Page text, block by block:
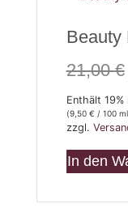
Beauty
21,00€
Enthält 19%
(9,50 € / 100
zzgl.
In den